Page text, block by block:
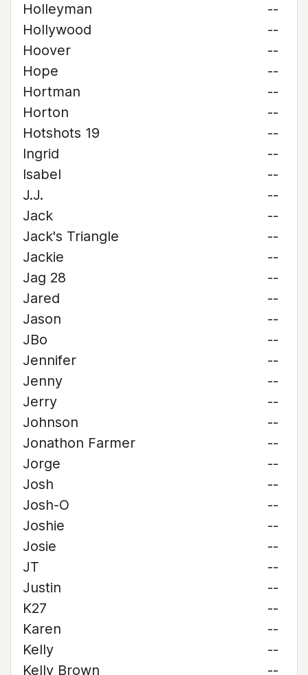
Holleyman
--
Hollywood
--
Hoover
--
Hope
--
Hortman
--
Horton
--
Hotshots 19
--
Ingrid
--
Isabel
--
J.J.
--
Jack
--
Jack's Triangle
--
Jackie
--
Jag 28
--
Jared
--
Jason
--
JBo
--
Jennifer
--
Jenny
--
Jerry
--
Johnson
--
Jonathon Farmer
--
Jorge
--
Josh
--
Josh-O
--
Joshie
--
Josie
--
JT
--
Justin
--
K27
--
Karen
--
Kelly
--
Kelly Brown
--